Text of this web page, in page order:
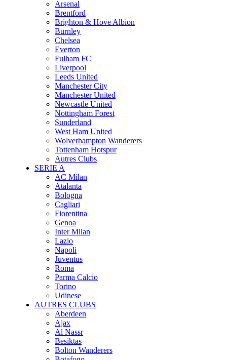
Arsenal
Brentford
Brighton & Hove Albion
Burnley
Chelsea
Everton
Fulham FC
Liverpool
Leeds United
Manchester City
Manchester United
Newcastle United
Nottingham Forest
Sunderland
West Ham United
Wolverhampton Wanderers
Tottenham Hotspur
Autres Clubs
SERIE A
AC Milan
Atalanta
Bologna
Cagliari
Fiorentina
Genoa
Inter Milan
Lazio
Napoli
Juventus
Roma
Parma Calcio
Torino
Udinese
AUTRES CLUBS
Aberdeen
Ajax
Al Nassr
Besiktas
Bolton Wanderers